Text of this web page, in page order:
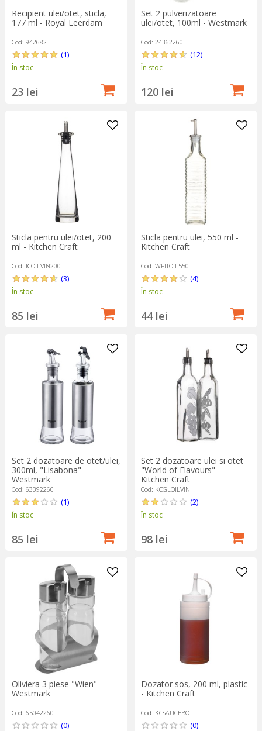
Recipient ulei/otet, sticla,
177 ml - Royal Leerdam
Cod: 942682
(1)
În stoc
23 lei
Set 2 pulverizatoare
ulei/otet, 100ml - Westmark
Cod: 24362260
(12)
În stoc
120 lei
Sticla pentru ulei/otet, 200
ml - Kitchen Craft
Cod: ICOILVIN200
(3)
În stoc
85 lei
Sticla pentru ulei, 550 ml -
Kitchen Craft
Cod: WFITOIL550
(4)
În stoc
44 lei
Set 2 dozatoare de otet/ulei,
300ml, "Lisabona" -
Westmark
Cod: 63392260
(1)
În stoc
85 lei
Set 2 dozatoare ulei si otet
"World of Flavours" -
Kitchen Craft
Cod: KCGLOILVIN
(2)
În stoc
98 lei
Oliviera 3 piese "Wien" -
Westmark
Cod: 65042260
(0)
Dozator sos, 200 ml, plastic
- Kitchen Craft
Cod: KCSAUCEBOT
(0)